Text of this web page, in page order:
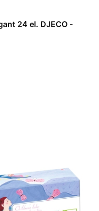
el. DJECO -